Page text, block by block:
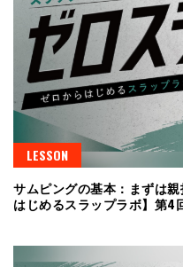
LESSON
サムピングの基本：まずは
はじめるスラップラボ】第4